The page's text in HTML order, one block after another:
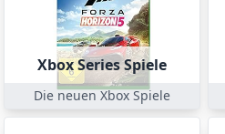
Xbox Series Spiele
Die neuen Xbox Spiele